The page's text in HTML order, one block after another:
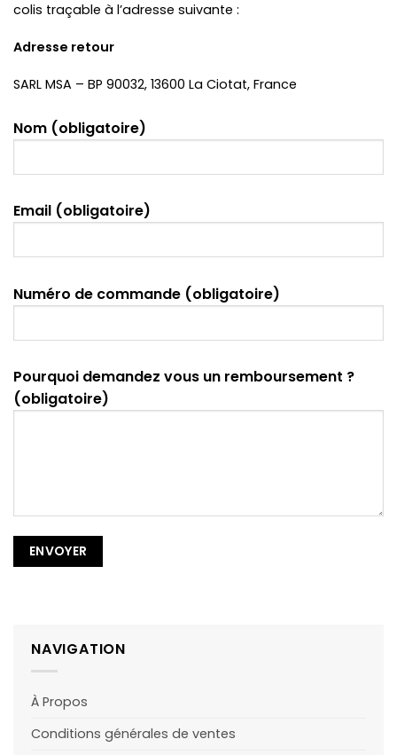
NAVIGATION
À Propos
Conditions générales de ventes
colis traçable à l’adresse suivante :
Adresse retour
SARL MSA – BP 90032, 13600 La Ciotat, France
Nom (obligatoire)
Email (obligatoire)
Numéro de commande (obligatoire)
Pourquoi demandez vous un remboursement ?
(obligatoire)